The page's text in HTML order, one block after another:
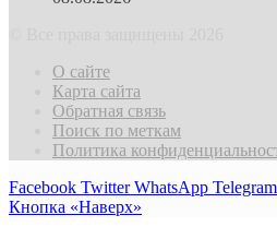
О сайте
Карта сайта
Обратная связь
Поиск по меткам
Политика
Facebook Twitter WhatsApp Telegram
Кнопка «Наверх»